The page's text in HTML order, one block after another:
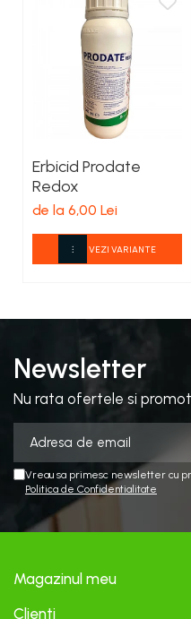
Erbicid Prodate
Redox
de la 6,00 Lei
VEZI VARIANTE
Newsletter
Nu rata ofertele si
Vreau sa primesc newsletter cu
Politica de Confidentialitate
Magazinul meu
Clienti